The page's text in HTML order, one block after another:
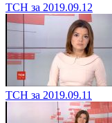
ТСН за 2019.09.12
ТСН за 2019.09.11